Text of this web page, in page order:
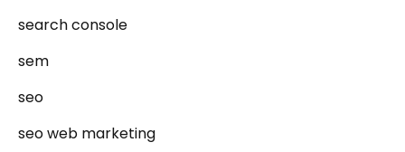
search console
sem
seo
seo web marketing